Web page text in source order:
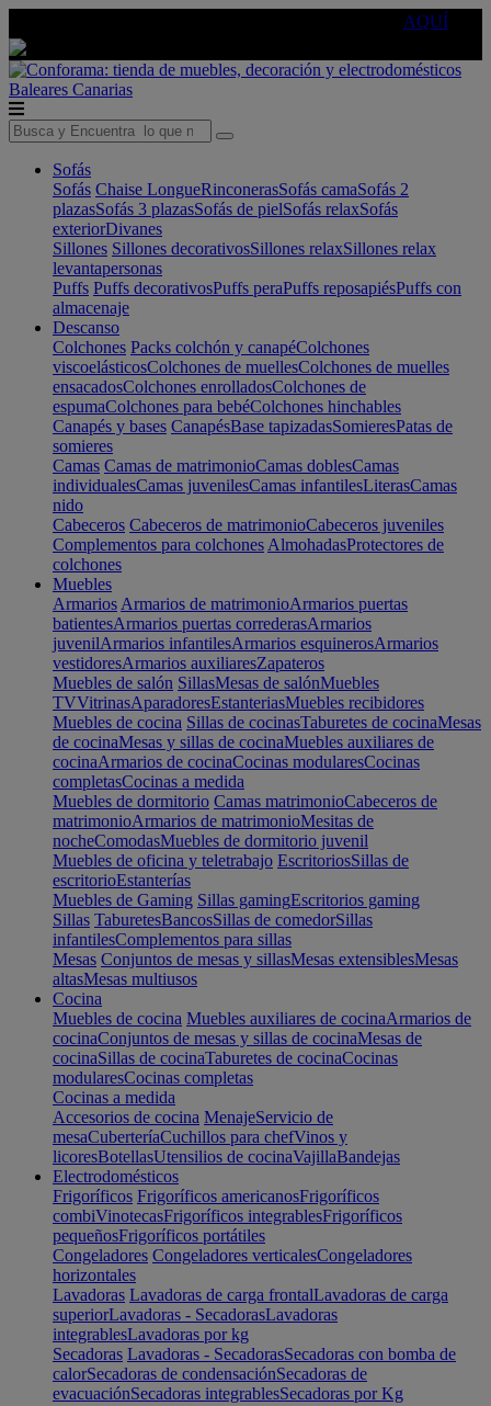
AQUÍ
Baleares Canarias
Sofás
Sofás Chaise LongueRinconerasSofás camaSofás 2
plazasSofás 3 plazasSofás de pielSofás relaxSofás
exteriorDivanes
Sillones Sillones decorativosSillones relaxSillones relax
levantapersonas
Puffs Puffs decorativosPuffs peraPuffs reposapiésPuffs con
almacenaje
Descanso
Colchones Packs colchón y canapéColchones
viscoelásticosColchones de muellesColchones de muelles
ensacadosColchones enrolladosColchones de
espumaColchones para bebéColchones hinchables
Canapés y bases CanapésBase tapizadasSomieresPatas de
somieres
Camas Camas de matrimonioCamas doblesCamas
individualesCamas juvenilesCamas infantilesLiterasCamas
nido
Cabeceros Cabeceros de matrimonioCabeceros juveniles
Complementos para colchones AlmohadasProtectores de
colchones
Muebles
Armarios Armarios de matrimonioArmarios puertas
batientesArmarios puertas correderasArmarios
juvenilArmarios infantilesArmarios esquinerosArmarios
vestidoresArmarios auxiliaresZapateros
Muebles de salón SillasMesas de salónMuebles
TVVitrinasAparadoresEstanteriasMuebles recibidores
Muebles de cocina Sillas de cocinasTaburetes de cocinaMesas
de cocinaMesas y sillas de cocinaMuebles auxiliares de
cocinaArmarios de cocinaCocinas modularesCocinas
completasCocinas a medida
Muebles de dormitorio Camas matrimonioCabeceros de
matrimonioArmarios de matrimonioMesitas de
nocheComodasMuebles de dormitorio juvenil
Muebles de oficina y teletrabajo EscritoriosSillas de
escritorioEstanterías
Muebles de Gaming Sillas gamingEscritorios gaming
Sillas TaburetesBancosSillas de comedorSillas
infantilesComplementos para sillas
Mesas Conjuntos de mesas y sillasMesas extensiblesMesas
altasMesas multiusos
Cocina
Muebles de cocina Muebles auxiliares de cocinaArmarios de
cocinaConjuntos de mesas y sillas de cocinaMesas de
cocinaSillas de cocinaTaburetes de cocinaCocinas
modularesCocinas completas
Cocinas a medida
Accesorios de cocina MenajeServicio de
mesaCuberteríaCuchillos para chefVinos y
licoresBotellasUtensilios de cocinaVajillaBandejas
Electrodomésticos
Frigoríficos Frigoríficos americanosFrigoríficos
combiVinotecasFrigoríficos integrablesFrigoríficos
pequeñosFrigoríficos portátiles
Congeladores Congeladores verticalesCongeladores
horizontales
Lavadoras Lavadoras de carga frontalLavadoras de carga
superiorLavadoras - SecadorasLavadoras
integrablesLavadoras por kg
Secadoras Lavadoras - SecadorasSecadoras con bomba de
calorSecadoras de condensaciónSecadoras de
evacuaciónSecadoras integrablesSecadoras por Kg